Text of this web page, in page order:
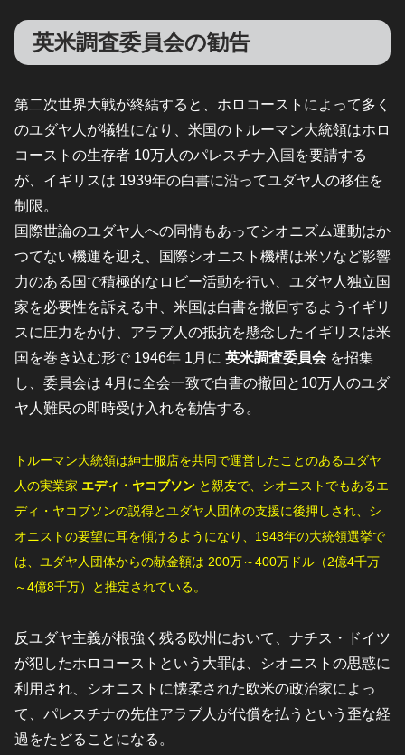
英米調査委員会の勧告
第二次世界大戦が終結すると、ホロコーストによって多く
のユダヤ人が犠牲になり、米国のトルーマン大統領はホロ
コーストの生存者 10万人のパレスチナ入国を要請する
が、イギリスは 1939年の白書に沿ってユダヤ人の移住を
制限。
国際世論のユダヤ人への同情もあってシオニズム運動はか
つてない機運を迎え、国際シオニスト機構は米ソなど影響
力のある国で積極的なロビー活動を行い、ユダヤ人独立国
家を必要性を訴える中、米国は白書を撤回するようイギリ
スに圧力をかけ、アラブ人の抵抗を懸念したイギリスは米
国を巻き込む形で 1946年 1月に 英米調査委員会 を招集
し、委員会は 4月に全会一致で白書の撤回と10万人のユダ
ヤ人難民の即時受け入れを勧告する。
トルーマン大統領は紳士服店を共同で運営したことのあるユダヤ
人の実業家 エディ・ヤコブソン と親友で、シオニストでもあるエ
ディ・ヤコブソンの説得とユダヤ人団体の支援に後押しされ、シ
オニストの要望に耳を傾けるようになり、 1948年の大統領選挙で
は、ユダヤ人団体からの献金額は 200万～400万ドル（2億4千万
～4億8千万）と推定されている。
反ユダヤ主義が根強く残る欧州において、ナチス・ドイツ
が犯したホロコーストという大罪は、シオニストの思惑に
利用され、シオニストに懐柔された欧米の政治家によっ
て、パレスチナの先住アラブ人が代償を払うという歪な経
過をたどることになる。